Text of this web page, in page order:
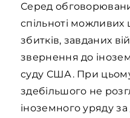
Серед
спільноті можливих
збитків, завданих
звернення до
суду США. При
здебільшого не
іноземного уряду за